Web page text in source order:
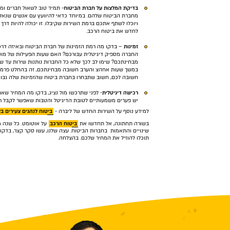
בדיקת המלצות על חברת הביטוח- תמיד טוב לשאול חברים
מחברת הביטוח שלהם. במיוחד כדאי להיוועץ עם אנשים
ויוכלו לשתף אתכם ברמת השירות שקיבלו. זו יכולה להיות
לחדש את ביטוח הרכב.
זמינות– בדקו מה רמת הזמינות של חברת הביטוח ובאיזה
החברה מספיק דיגיטלית עבורכם? האם שעות הפעילות של
מבחינתכם? שימו לב לכך שלא כל החברות נותנות שירות עד
במשך שעות אחהצ והערב חשובה מבחינתכם, זה בהחלט
חשובה לכם, חשוב שתבחרו בחברת ביטוח שהזמינות שלה
רכישה דיגיטלית- לפני שתרכשו מול נציג, בדקו מה המחיר
יש פערים משמעותיים לטובת הדיגיטל והטבות שאפשר לקבל
למידע נוסף על השירות החדש של ליברה - ביטוח לנהגים צעירים
בשורה תחתונה, אל תחדשו את ביטוח הרכב על אוטומט. כל שנה
שינויים והתאמות בחברות הביטוח. עצה שלנו, עשו סקר קצר,
תוכלו להוזיל את המחיר שלכם. בהצלחה.